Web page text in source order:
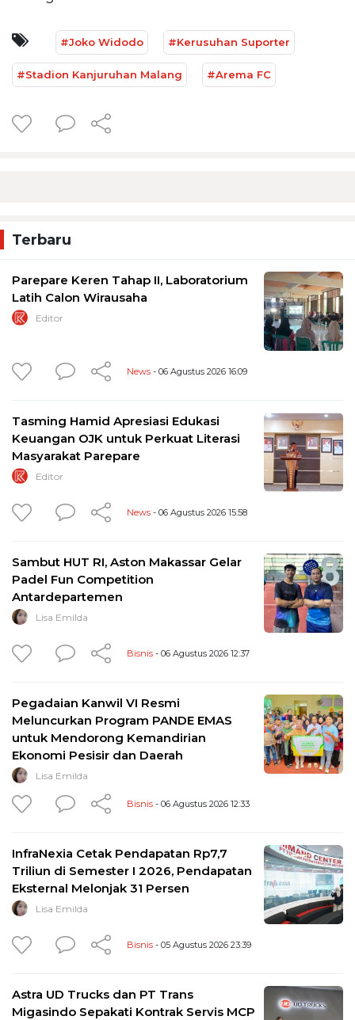
#Joko Widodo #Kerusuhan Suporter
#Stadion Kanjuruhan Malang #Arema FC
Terbaru
Parepare Keren Tahap II, Laboratorium
Latih Calon Wirausaha
Editor
News - 06 Agustus 2026 16:09
Tasming Hamid Apresiasi Edukasi
Keuangan OJK untuk Perkuat Literasi
Masyarakat Parepare
Editor
News - 06 Agustus 2026 15:58
Sambut HUT RI, Aston Makassar Gelar
Padel Fun Competition
Antardepartemen
Lisa Emilda
Bisnis - 06 Agustus 2026 12:37
Pegadaian Kanwil VI Resmi
Meluncurkan Program PANDE EMAS
untuk Mendorong Kemandirian
Ekonomi Pesisir dan Daerah
Lisa Emilda
Bisnis - 06 Agustus 2026 12:33
InfraNexia Cetak Pendapatan Rp7,7
Triliun di Semester I 2026, Pendapatan
Eksternal Melonjak 31 Persen
Lisa Emilda
Bisnis - 05 Agustus 2026 23:39
Astra UD Trucks dan PT Trans
Migasindo Sepakati Kontrak Servis MCP